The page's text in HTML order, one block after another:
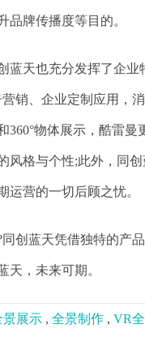
品牌传播度等目的。
蓝天也充分发挥了企
营销、企业定制应用，
360°物体展示，酷雷
风格与个性;此外，同
运营的一切后顾之忧。
创蓝天凭借独特的产
天，未来可期。
景展示 , 全景制作 , VR